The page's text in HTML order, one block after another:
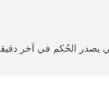
يصدر الحُكم في آخر